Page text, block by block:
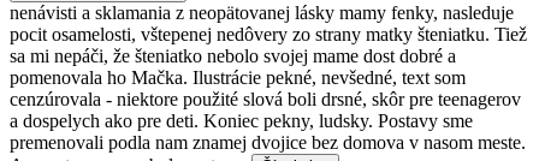
nenávisti a sklamania z neopätovanej lásky mamy fenky, nasleduje
pocit osamelosti, vštepenej nedôvery zo strany matky šteniatku. Tiež
sa mi nepáči, že šteniatko nebolo svojej mame dost dobré a
pomenovala ho Mačka. Ilustrácie pekné, nevšedné, text som
cenzúrovala - niektore použité slová boli drsné, skôr pre teenagerov
a dospelych ako pre deti. Koniec pekny, ludsky. Postavy sme
premenovali podla nam znamej dvojice bez domova v nasom meste.